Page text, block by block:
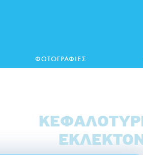
ΦΩΤΟΓΡΑΦΙΕΣ